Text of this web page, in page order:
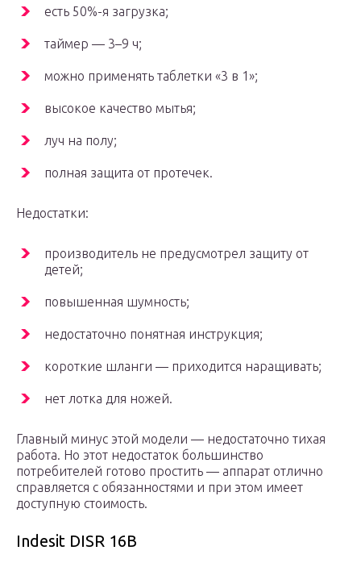
есть 50%-я загрузка;
таймер — 3–9 ч;
можно применять таблетки «3 в 1»;
высокое качество мытья;
луч на полу;
полная защита от протечек.
Недостатки:
производитель не предусмотрел защиту от
детей;
повышенная шумность;
недостаточно понятная инструкция;
короткие шланги — приходится наращивать;
нет лотка для ножей.
Главный минус этой модели — недостаточно тихая
работа. Но этот недостаток большинство
потребителей готово простить — аппарат отлично
справляется с обязанностями и при этом имеет
доступную стоимость.
Indesit DISR 16B